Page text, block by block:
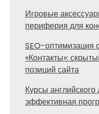
Игровые
периферия для
SEO-оптимизация
«Контакты»:
позиций сайта
Курсы
эффективная